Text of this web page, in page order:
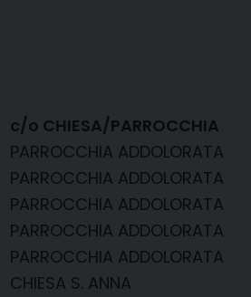
c/o CHIESA/PARROCCHIA
PARROCCHIA ADDOLORATA
PARROCCHIA ADDOLORATA
PARROCCHIA ADDOLORATA
PARROCCHIA ADDOLORATA
PARROCCHIA ADDOLORATA
CHIESA S. ANNA